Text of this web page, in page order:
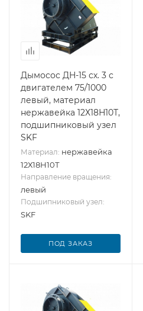
Дымосос ДН-15 сх. 3 с
двигателем 75/1000
левый, материал
нержавейка 12Х18Н10Т,
подшипниковый узел
SKF
Материал: нержавейка
12Х18Н10Т
Направление вращения:
левый
Подшипниковый узел:
SKF
ПОД ЗАКАЗ